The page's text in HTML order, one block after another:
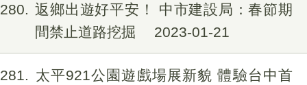
返鄉出遊好平安！ 中市建設局：春節期
間禁止道路挖掘
2023-01-21
太平921公園遊戲場展新貌 體驗台中首